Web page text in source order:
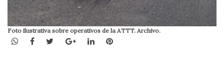
Foto ilustrativa sobre operativos de la ATTT. Archivo.
WhatsApp
Facebook
TwitterGoogle+LinkedInPinterest